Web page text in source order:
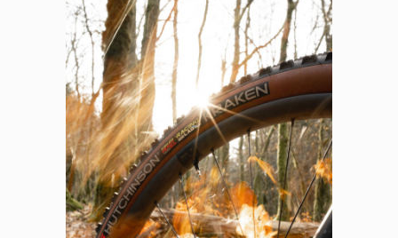
Cookies management
panel
By allowing these third party services, you accept their
cookies and the use of tracking technologies necessary for
their proper functioning.
Privacy policy